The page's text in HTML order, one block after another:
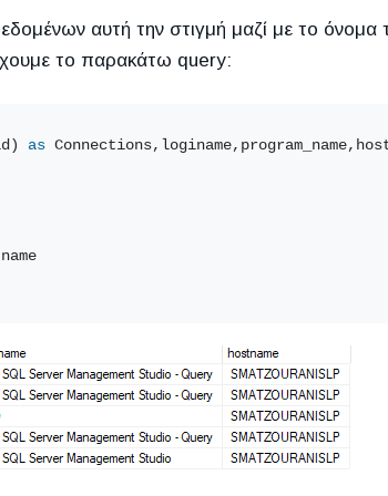
αυτή την στιγμή μαζί με το όνομα
το παρακάτω query:
as